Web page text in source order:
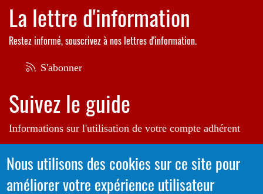
La lettre d'information
Restez informé, souscrivez à nos lettres d'information.
S'abonner
Suivez le guide
Informations sur l'utilisation de votre compte adhérent
Voir le guide
Nous utilisons des cookies sur ce site pour
améliorer votre expérience utilisateur